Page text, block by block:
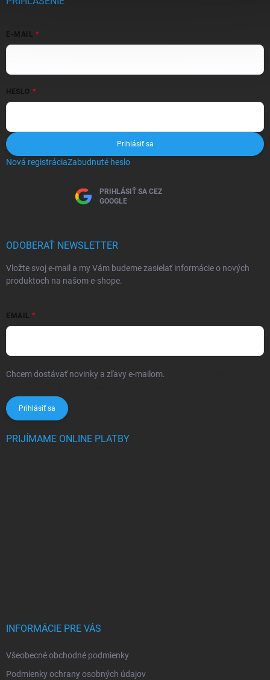
E-MAIL
HESLO
Prihlásiť sa
Nová registráciaZabudnuté heslo
PRIHLÁSIŤ SA CEZ
GOOGLE
ODOBERAŤ NEWSLETTER
Vložte svoj e-mail a my Vám budeme zasielať informácie o nových
produktoch na našom e-shope.
EMAIL
Chcem dostávať novinky a zľavy e-mailom.
Prihlásiť sa
PRIJÍMAME ONLINE PLATBY
INFORMÁCIE PRE VÁS
Všeobecné obchodné podmienky
Podmienky ochrany osobných údajov